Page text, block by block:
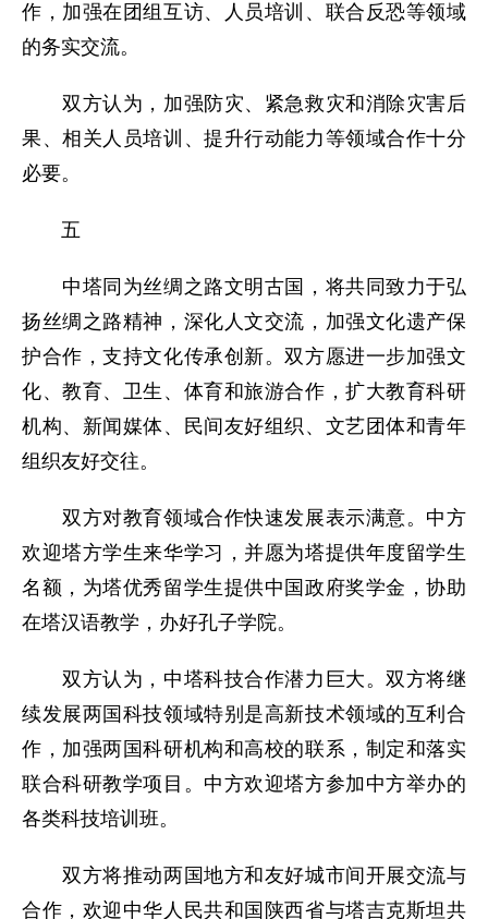
作，加强在团组互访、人员培训、联合反恐等领域
的务实交流。
双方认为，加强防灾、紧急救灾和消除灾害后
果、相关人员培训、提升行动能力等领域合作十分
必要。
五
中塔同为丝绸之路文明古国，将共同致力于弘
扬丝绸之路精神，深化人文交流，加强文化遗产保
护合作，支持文化传承创新。双方愿进一步加强文
化、教育、卫生、体育和旅游合作，扩大教育科研
机构、新闻媒体、民间友好组织、文艺团体和青年
组织友好交往。
双方对教育领域合作快速发展表示满意。中方
欢迎塔方学生来华学习，并愿为塔提供年度留学生
名额，为塔优秀留学生提供中国政府奖学金，协助
在塔汉语教学，办好孔子学院。
双方认为，中塔科技合作潜力巨大。双方将继
续发展两国科技领域特别是高新技术领域的互利合
作，加强两国科研机构和高校的联系，制定和落实
联合科研教学项目。中方欢迎塔方参加中方举办的
各类科技培训班。
双方将推动两国地方和友好城市间开展交流与
合作，欢迎中华人民共和国陕西省与塔吉克斯坦共